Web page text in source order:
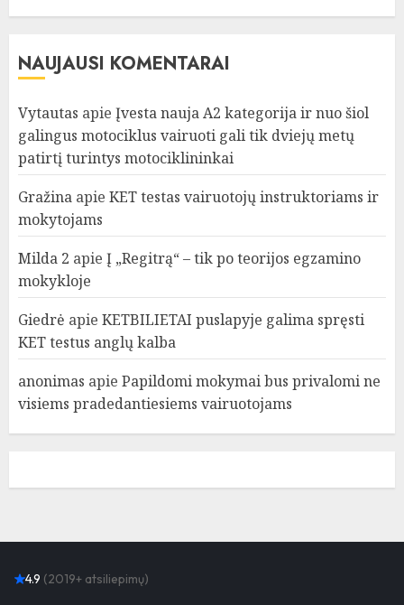
NAUJAUSI KOMENTARAI
Vytautas apie Įvesta nauja A2 kategorija ir nuo šiol
galingus motociklus vairuoti gali tik dviejų metų
patirtį turintys motociklininkai
Gražina apie KET testas vairuotojų instruktoriams ir
mokytojams
Milda 2 apie Į „Regitrą“ – tik po teorijos egzamino
mokykloje
Giedrė apie KETBILIETAI puslapyje galima spręsti
KET testus anglų kalba
anonimas apie Papildomi mokymai bus privalomi ne
visiems pradedantiesiems vairuotojams
4.9 (2019+ atsiliepimų)